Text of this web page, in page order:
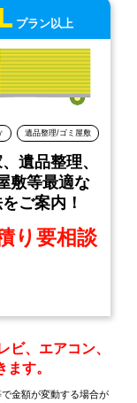
プラン以上
遺品整理/ゴミ屋敷
遺品整理、
敷等最適な
ご案内！
り要相談
、エアコン、
す。
金額が変動する場合が